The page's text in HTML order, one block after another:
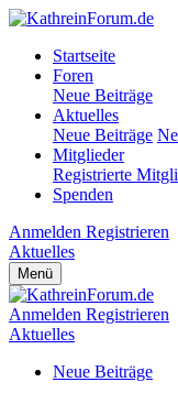
Startseite
Foren
Neue Beiträge
Aktuelles
Neue Beiträge
Mitglieder
Registrierte
Spenden
Anmelden Registrieren
Aktuelles
Menü
Anmelden Registrieren
Aktuelles
Neue Beiträge